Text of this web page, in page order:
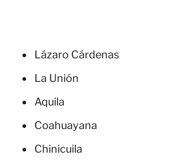
Lázaro Cárdenas
La Unión
Aquila
Coahuayana
Chinicuila